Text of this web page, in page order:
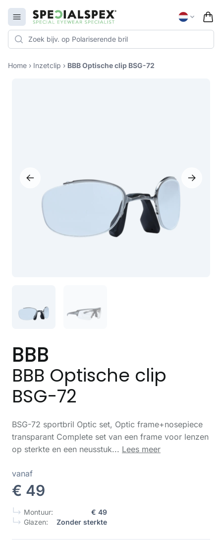
Open menu
Specialspex Logo
Home › Inzetclip › BBB Optische clip BSG-72
BBB
BBB Optische clip
BSG-72
BSG-72 sportbril Optic set, Optic frame+nosepiece
transparant Complete set van een frame voor lenzen
op sterkte en een neusstuk... Lees meer
vanaf
€ 49
Montuur:
€ 49
Glazen:
Zonder sterkte